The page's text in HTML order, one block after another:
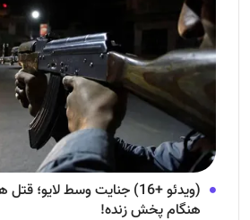
(ویدئو +16) جنایت وسط لایو؛
هنگام پخش زنده!